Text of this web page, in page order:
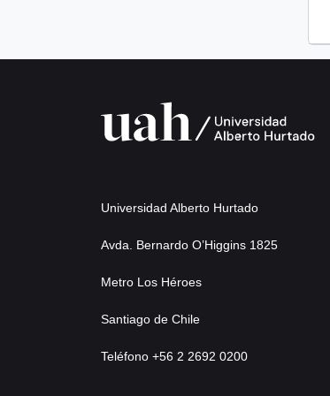
Universidad Alberto Hurtado
Avda. Bernardo O’Higgins 1825
Metro Los Héroes
Santiago de Chile
Teléfono +56 2 2692 0200